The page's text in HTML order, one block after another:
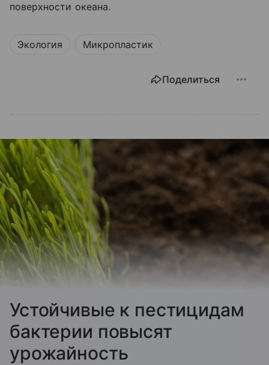
поверхности океана.
Экология Микропластик
Поделиться
Устойчивые к пестицидам
бактерии повысят
урожайность